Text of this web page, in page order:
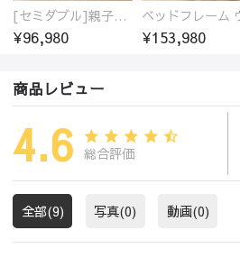
[セミダブル]親子ベッド 木製 ブナ材 無垢材100%
¥96,980 ¥153,980
商品レビュー
4.6 総合評価
全部(9) 写真(0) 動画(0)